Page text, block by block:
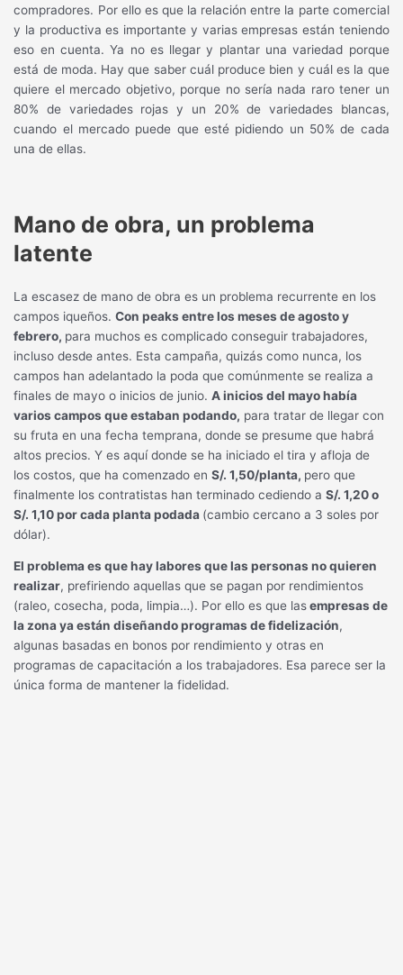
compradores. Por ello es que la relación entre la parte comercial
y la productiva es importante y varias empresas están teniendo
eso en cuenta. Ya no es llegar y plantar una variedad porque
está de moda. Hay que saber cuál produce bien y cuál es la que
quiere el mercado objetivo, porque no sería nada raro tener un
80% de variedades rojas y un 20% de variedades blancas,
cuando el mercado puede que esté pidiendo un 50% de cada
una de ellas.
Mano de obra, un problema
latente
La escasez de mano de obra es un problema recurrente en los
campos iqueños.Con peaks entre los meses de agosto y
febrero, para muchos es complicado conseguir trabajadores,
incluso desde antes. Esta campaña, quizás como nunca, los
campos han adelantado la poda que comúnmente se realiza a
finales de mayo o inicios de junio.A inicios del mayo había
varios campos que estaban podando, para tratar de llegar con
su fruta en una fecha temprana, donde se presume que habrá
altos precios. Y es aquí donde se ha iniciado el tira y afloja de
los costos, que ha comenzado enS/. 1,50/planta, pero que
finalmente los contratistas han terminado cediendo aS/. 1,20 o
S/. 1,10 por cada planta podada (cambio cercano a 3 soles por
dólar).
El problema es que hay labores que las personas no quieren
realizar, prefiriendo aquellas que se pagan por rendimientos
(raleo, cosecha, poda, limpia…). Por ello es que lasempresas de
la zona ya están diseñando programas de fidelización,
algunas basadas en bonos por rendimiento y otras en
programas de capacitación a los trabajadores. Esa parece ser la
única forma de mantener la fidelidad.